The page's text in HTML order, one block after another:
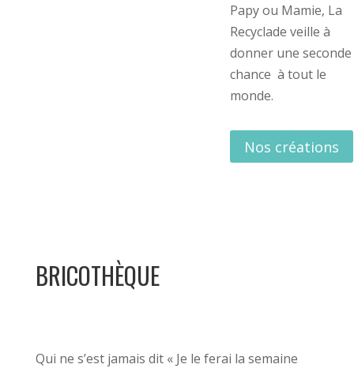
Papy ou Mamie, La
Recyclade veille à
donner une seconde
chance à tout le
monde.
Nos créations
BRICOTHÈQUE
Qui ne s’est jamais dit « Je le ferai la semaine